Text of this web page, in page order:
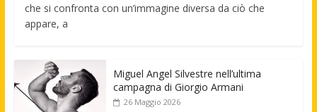
che si confronta con un’immagine diversa da ciò che
appare, a
Miguel Angel Silvestre nell’ultima
campagna di Giorgio Armani
26 Maggio 2026